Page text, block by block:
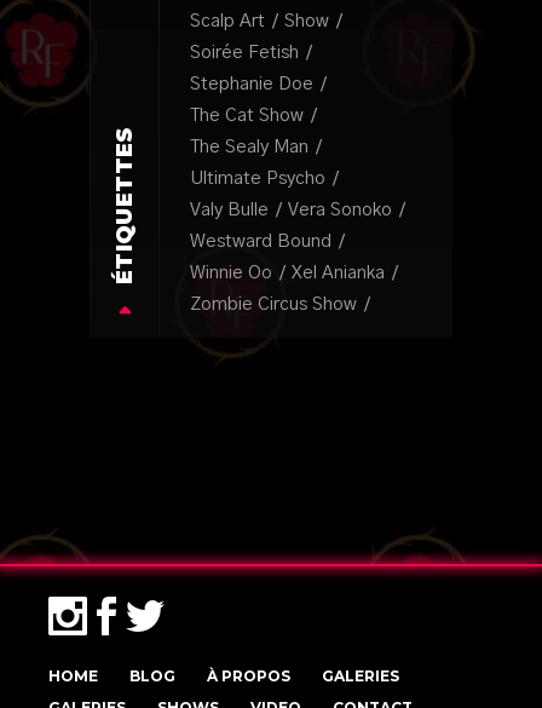
ÉTIQUETTES
Scalp Art
Show
Soirée Fetish
Stephanie Doe
The Cat Show
The Sealy Man
Ultimate Psycho
Valy Bulle
Vera Sonoko
Westward Bound
Winnie Oo
Xel Anianka
Zombie Circus Show
HOME BLOG À PROPOS
GALERIES